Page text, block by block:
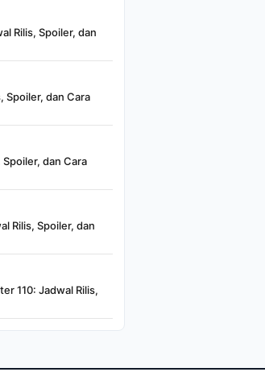
Rilis, Spoiler, dan
Spoiler, dan Cara
dan Cara
Rilis, Spoiler, dan
110: Jadwal Rilis,